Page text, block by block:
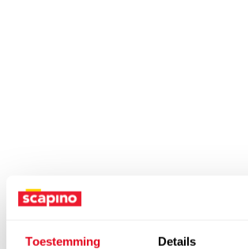
Toestemming Details